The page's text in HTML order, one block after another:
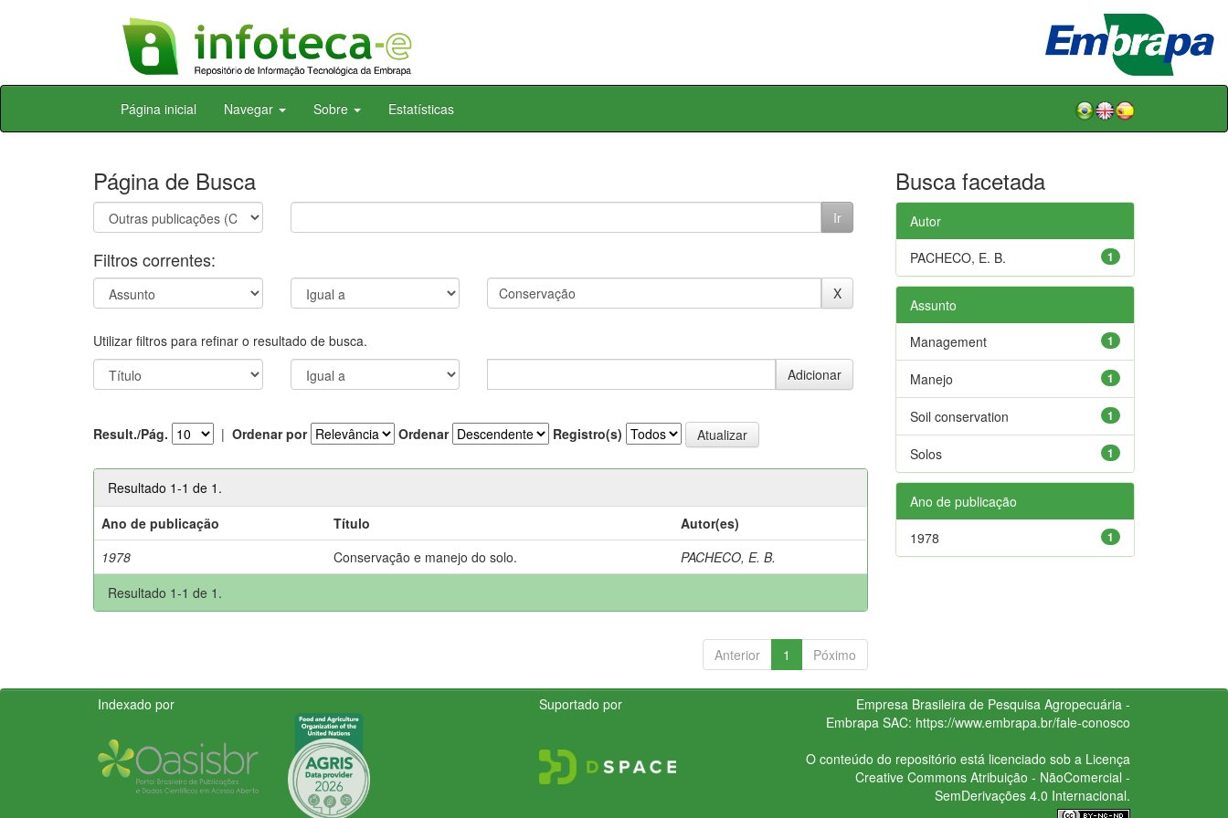
Skip
Página inicial Navegar Sobre Estatísticas
Página de Busca
Filtros correntes:
Utilizar filtros para refinar o resultado de busca.
Result./Pág. | Ordenar por Ordenar Registro(s)
Resultado 1-1 de 1.
Ano de publicação
Título
Autor(es)
1978
Conservação e manejo do solo.
PACHECO, E. B.
Resultado 1-1 de 1.
Anterior 1 Póximo
Busca facetada
Autor
1
PACHECO, E. B.
Assunto
1
Management
1
Manejo
1
Soil conservation
1
Solos
Ano de publicação
1
1978
Indexado por Suportado por
Empresa Brasileira de Pesquisa Agropecuária -
Embrapa SAC: https://www.embrapa.br/fale-conosco
O conteúdo do repositório está licenciado sob a Licença
Creative CommonsAtribuição - NãoComercial -
SemDerivações 4.0 Internacional.